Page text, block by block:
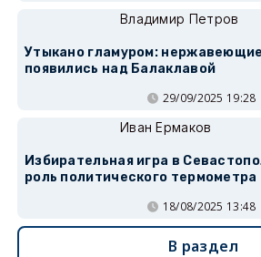
Владимир Петров
Утыкано гламуром:
появились над Балаклавой
29/09/2025 19:28
Иван Ермаков
Избирательная игра в
роль политического термометра
18/08/2025 13:48
В раздел